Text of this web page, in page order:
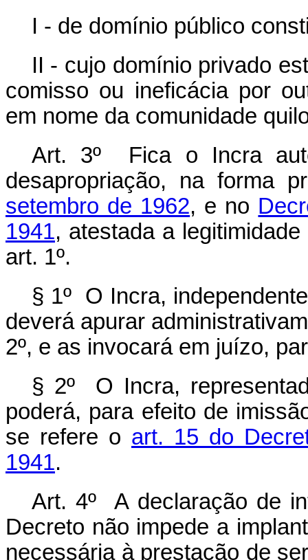
I - de domínio público
II - cujo domínio privado
comisso ou ineficácia por
em nome da comunidade
Art. 3º Fica o Incra
desapropriação, na forma
setembro de 1962, e no
1941, atestada a
art. 1º.
§ 1º O Incra,
deverá apurar
2º, e as invocará em juízo,
§ 2º O Incra,
poderá, para efeito de
se refere o art. 15 do
1941.
Art. 4º A declaração de
Decreto não impede a
necessária à prestação de